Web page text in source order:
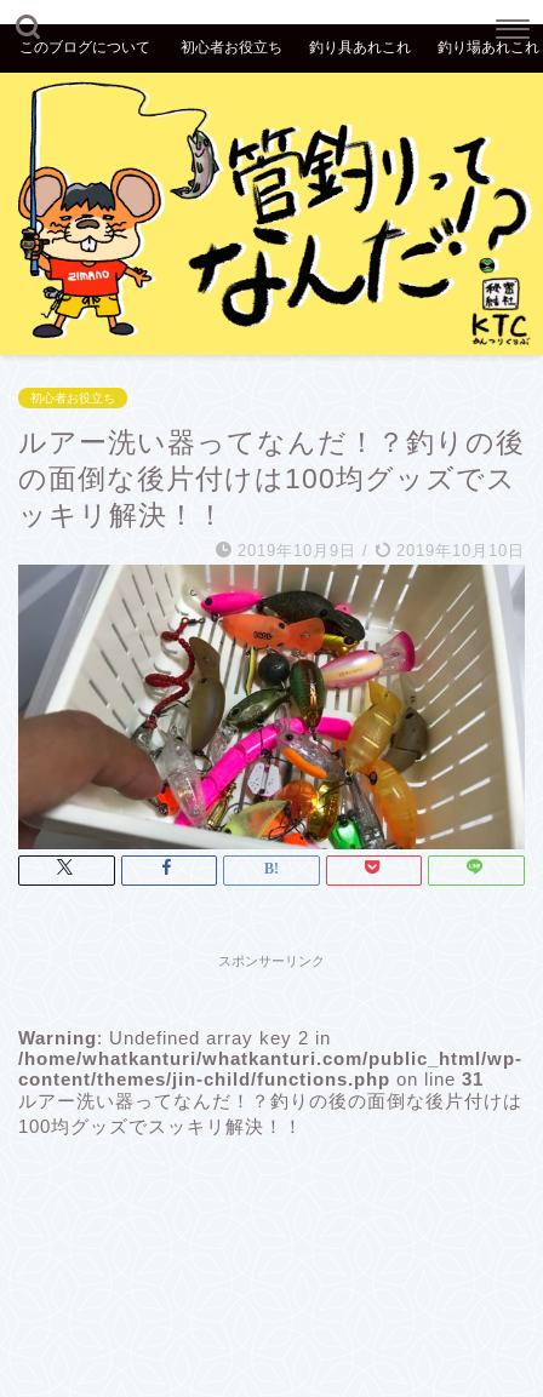
このブログについて 初心者お役立ち 釣り具あれこれ 釣り場あれこれ
初心者お役立ち
ルアー洗い器ってなんだ！？釣りの後
の面倒な後片付けは100均グッズでス
ッキリ解決！！
2019年10月9日 / 2019年10月10日
スポンサーリンク
Warning: Undefined array key 2 in
/home/whatkanturi/whatkanturi.com/public_html/wp-
content/themes/jin-child/functions.php on line 31
ルアー洗い器ってなんだ！？釣りの後の面倒な後片付けは
100均グッズでスッキリ解決！！